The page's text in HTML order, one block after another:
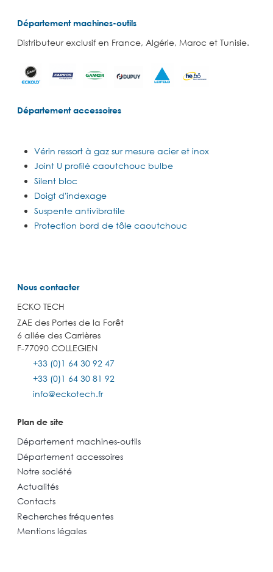
Département machines-outils
Distributeur exclusif en France, Algérie, Maroc et Tunisie.
Département accessoires
Vérin ressort à gaz sur mesure acier et inox
Joint U profilé caoutchouc bulbe
Silent bloc
Doigt d'indexage
Suspente antivibratile
Protection bord de tôle caoutchouc
Nous contacter
ECKO TECH
ZAE des Portes de la Forêt
6 allée des Carrières
F-77090 COLLEGIEN
+33 (0)1 64 30 92 47
+33 (0)1 64 30 81 92
info@eckotech.fr
Plan de site
Département machines-outils
Département accessoires
Notre société
Actualités
Contacts
Recherches fréquentes
Mentions légales